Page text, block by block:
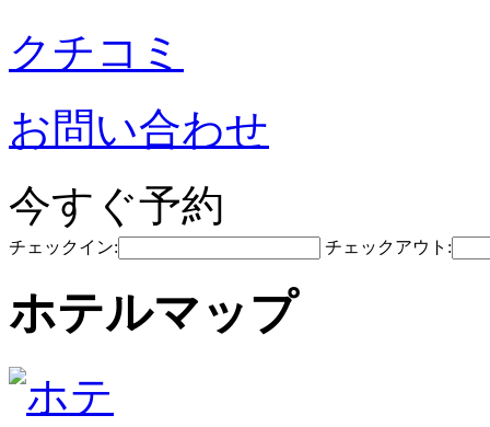
クチコミ
お問い合わせ
今すぐ予約
チェックイン: チェックアウト:
ホテルマップ